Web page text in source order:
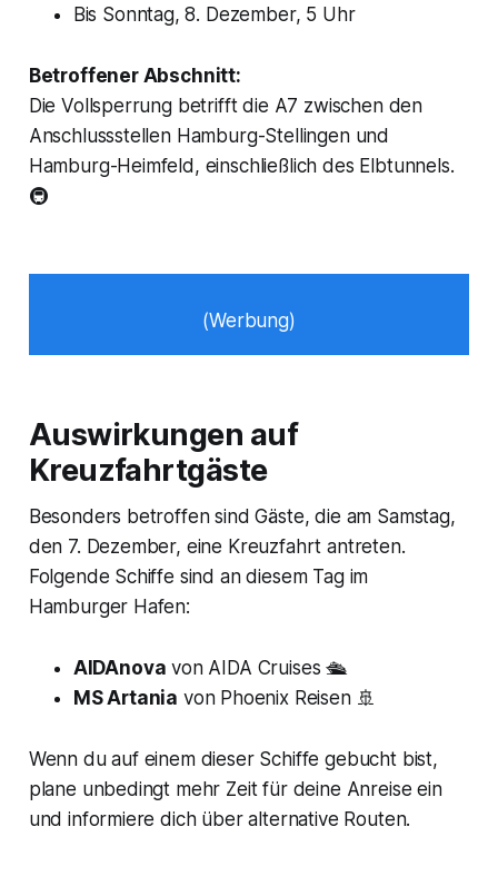
Bis Sonntag, 8. Dezember, 5 Uhr
Betroffener Abschnitt:
Die Vollsperrung betrifft die A7 zwischen den
Anschlussstellen Hamburg-Stellingen und
Hamburg-Heimfeld, einschließlich des Elbtunnels.
🚇
(Werbung)
Auswirkungen auf
Kreuzfahrtgäste
Besonders betroffen sind Gäste, die am Samstag,
den 7. Dezember, eine Kreuzfahrt antreten.
Folgende Schiffe sind an diesem Tag im
Hamburger Hafen:
AIDAnova von AIDA Cruises 🛳️
MS Artania von Phoenix Reisen 🚢
Wenn du auf einem dieser Schiffe gebucht bist,
plane unbedingt mehr Zeit für deine Anreise ein
und informiere dich über alternative Routen.